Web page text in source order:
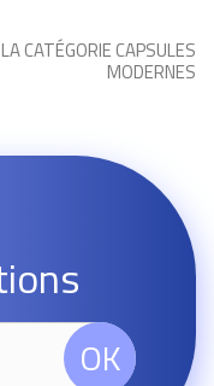
CATÉGORIE CAPSULES
MODERNES
OK